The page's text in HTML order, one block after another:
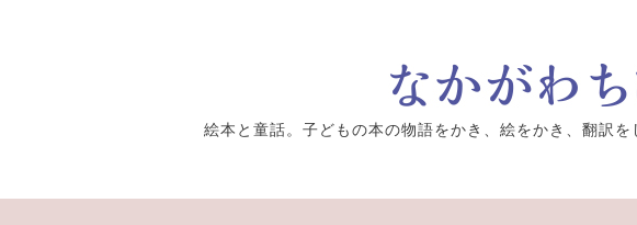
絵本と童話。子どもの本の物語をかき、絵をかき、翻訳を